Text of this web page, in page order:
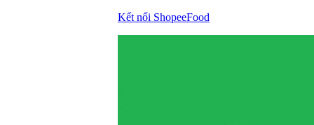
Kết nối ShopeeFood